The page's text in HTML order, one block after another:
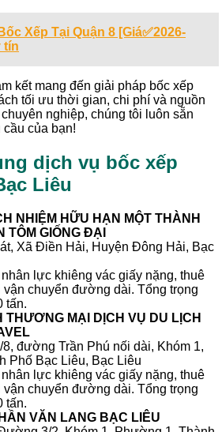
Xếp Tại Quận 8 [Giá✅2026-
tín
kết mang đến giải pháp bốc xếp
tối ưu thời gian, chi phí và nguồn
nghiệp, chúng tôi luôn sẵn
của bạn!
dịch vụ bốc xếp
Liêu
NHIỆM HỮU HẠN MỘT THÀNH
TÔM GIỐNG ĐẠI
Xã Điền Hải, Huyện Đông Hải, Bạc
lực khiêng vác giấy nặng, thuê
vận chuyển đường dài. Tổng trọng
tấn.
THƯƠNG MẠI DỊCH VỤ DU LỊCH
đường Trần Phú nối dài, Khóm 1,
Phố Bạc Liêu, Bạc Liêu
lực khiêng vác giấy nặng, thuê
vận chuyển đường dài. Tổng trọng
tấn.
VĂN LANG BẠC LIÊU